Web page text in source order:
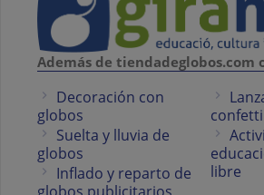
Además de tiendadeglobos.com
Decoración con
globos
Suelta y lluvia de
globos
Inflado y reparto de
confetti
libre